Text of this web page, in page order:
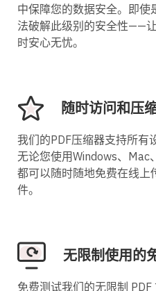
中保障您的数据安全。即
法破解此级别的安全性——
时安心无忧。
随时访问和压
我们的PDF压缩器支持所有
无论您使用Windows、Mac
都可以随时随地免费在线
件。
无限制使用的
免费测试我们的无限制